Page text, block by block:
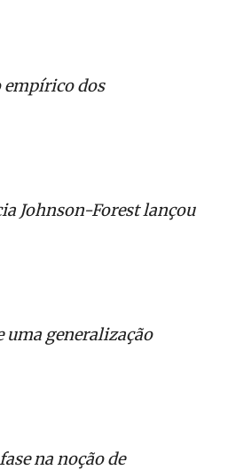
empírico dos
Johnson-Forest lançou
uma generalização
na noção de